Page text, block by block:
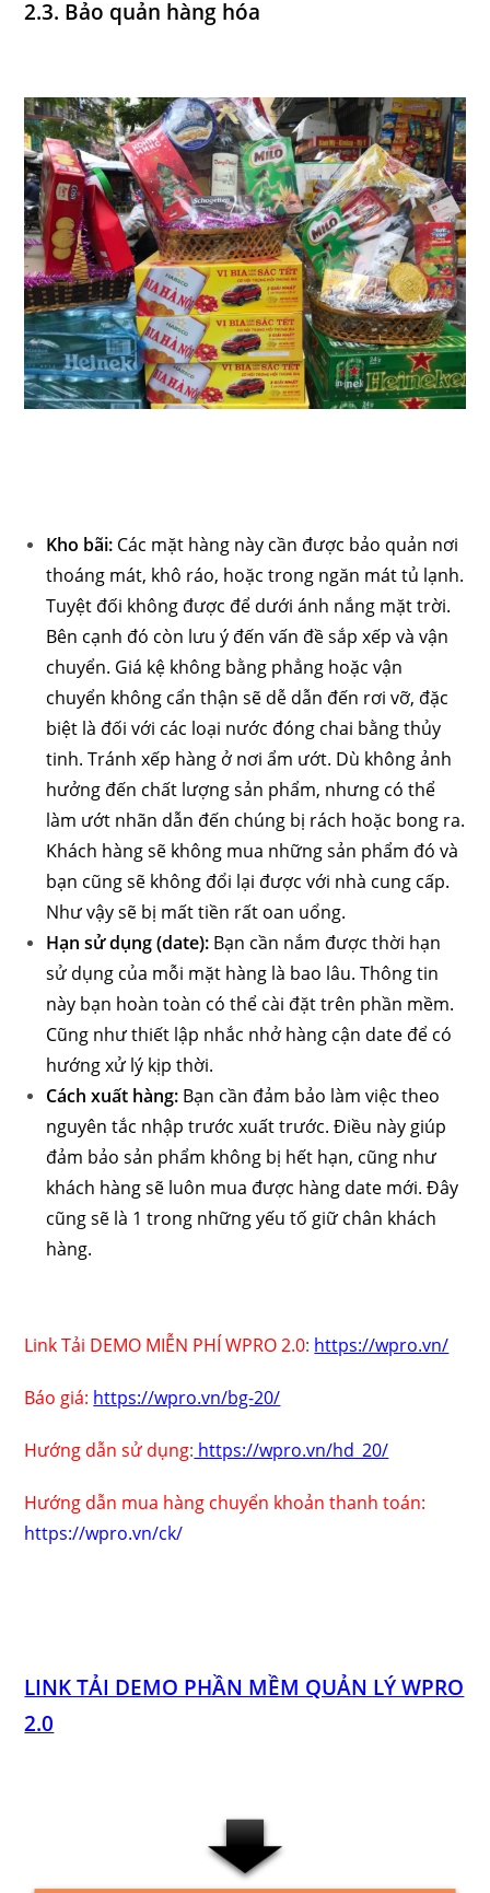
2.3. Bảo quản hàng hóa
Kho bãi: Các mặt hàng này cần được bảo quản nơi
thoáng mát, khô ráo, hoặc trong ngăn mát tủ lạnh.
Tuyệt đối không được để dưới ánh nắng mặt trời.
Bên cạnh đó còn lưu ý đến vấn đề sắp xếp và vận
chuyển. Giá kệ không bằng phẳng hoặc vận
chuyển không cẩn thận sẽ dễ dẫn đến rơi vỡ, đặc
biệt là đối với các loại nước đóng chai bằng thủy
tinh. Tránh xếp hàng ở nơi ẩm ướt. Dù không ảnh
hưởng đến chất lượng sản phẩm, nhưng có thể
làm ướt nhãn dẫn đến chúng bị rách hoặc bong ra.
Khách hàng sẽ không mua những sản phẩm đó và
bạn cũng sẽ không đổi lại được với nhà cung cấp.
Như vậy sẽ bị mất tiền rất oan uổng.
Hạn sử dụng (date): Bạn cần nắm được thời hạn
sử dụng của mỗi mặt hàng là bao lâu. Thông tin
này bạn hoàn toàn có thể cài đặt trên phần mềm.
Cũng như thiết lập nhắc nhở hàng cận date để có
hướng xử lý kịp thời.
Cách xuất hàng: Bạn cần đảm bảo làm việc theo
nguyên tắc nhập trước xuất trước. Điều này giúp
đảm bảo sản phẩm không bị hết hạn, cũng như
khách hàng sẽ luôn mua được hàng date mới. Đây
cũng sẽ là 1 trong những yếu tố giữ chân khách
hàng.
Link Tải DEMO MIỄN PHÍ WPRO 2.0: https://wpro.vn/
Báo giá: https://wpro.vn/bg-20/
Hướng dẫn sử dụng: https://wpro.vn/hd_20/
Hướng dẫn mua hàng chuyển khoản thanh toán:
https://wpro.vn/ck/
LINK TẢI DEMO PHẦN MỀM QUẢN LÝ WPRO
2.0